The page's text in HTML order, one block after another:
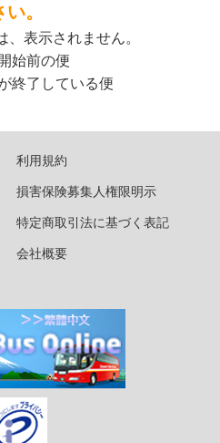
い。
表示されません。
始前の便
終了している便
利用規約
損害保険募集人権限明示
特定商取引法に基づく表記
会社概要